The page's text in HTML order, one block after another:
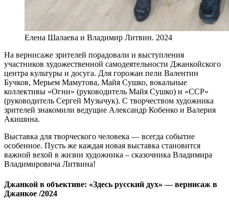
Елена Шалаева и Владимир Литвин. 2024
На вернисаже зрителей порадовали и выступления
участников художественной самодеятельности Джанкойского
центра культуры и досуга. Для горожан пели Валентин
Бучков, Мерьем Мамутова, Майя Сушко, вокальные
коллективы «Огни» (руководитель Майя Сушко) и «ССР»
(руководитель Сергей Музычук). С творчеством художника
зрителей знакомили ведущие Александр Кобенко и Валерия
Акишина.
Выставка для творческого человека — всегда событие
особенное. Пусть же каждая новая выставка становится
важной вехой в жизни художника – сказочника Владимира
Владимировича Литвина!
Джанкой в объективе: «Здесь русский дух» — вернисаж в
Джанкое /2024